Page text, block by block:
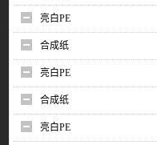
亮白PE
合成纸
亮白PE
合成纸
亮白PE